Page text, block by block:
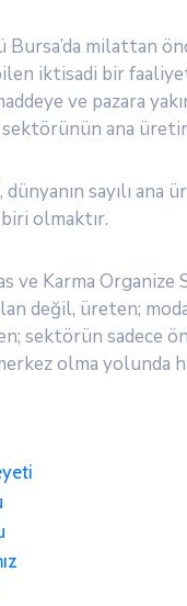
milattan
iktisadi bir
ve pazara
ana
dünyanın sayılı
olmaktır.
ve Karma Organize
değil, üreten;
sektörün sadece
olma yolunda